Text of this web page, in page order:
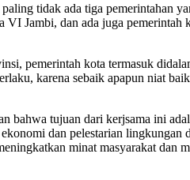
tidak ada tiga pemerintahan
Jambi, dan ada juga
pemerintah kota termasuk
karena sebaik apapun niat
bahwa tujuan dari kerjsama ini
dan pelestarian
minat masyarakat dan